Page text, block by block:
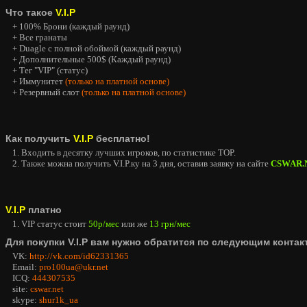
Что такое V.I.P
+ 100% Брони (каждый раунд)
+ Все гранаты
+ Duagle с полной обоймой (каждый раунд)
+ Дополнительные 500$ (Каждый раунд)
+ Тег "VIP" (статус)
+ Иммунитет (только на платной основе)
+ Резервный слот (только на платной основе)
Как получить V.I.P бесплатно!
1. Входить в десятку лучших игроков, по статистике TOP.
2. Также можна получить V.I.P.ку на 3 дня, оставив заявку на сайте
V.I.P платно
1. VIP статус стоит 50р/мес или же 13 грн/мес
Для покупки V.I.P вам нужно обратится по следующим
VK: http://vk.com/id62331365
Email: pro100ua@ukr.net
ICQ: 444307535
site: cswar.net
skype: shur1k_ua